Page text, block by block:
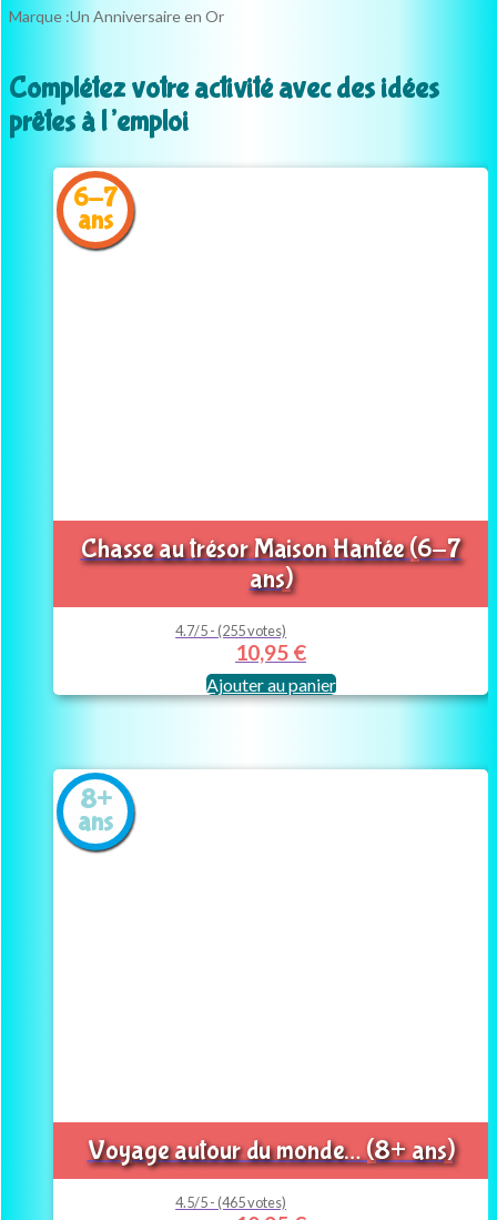
Marque :Un Anniversaire en Or
Complétez votre activité avec des idées
prêtes à l’emploi
6-7
ans
Chasse au trésor Maison Hantée (6-7
ans)
4.7/5 - (255 votes)
10,95 €
Ajouter au panier
8+
ans
Voyage autour du monde… (8+ ans)
4.5/5 - (465 votes)